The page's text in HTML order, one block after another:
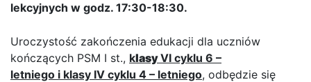
lekcyjnych w godz. 17:30-18:30.
Uroczystość zakończenia edukacji dla uczniów
kończących PSM I st., klasyVI cyklu 6 –
letniego i klasy IV cyklu 4 – letniego, odbędzie się